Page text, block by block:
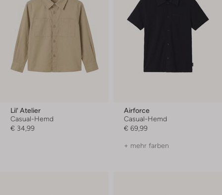
Lil' Atelier
Casual-Hemd
€ 34,99
Airforce
Casual-Hemd
€ 69,99
+ mehr farben